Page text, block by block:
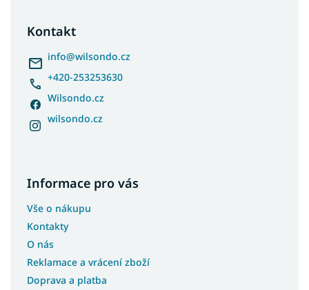
Kontakt
info@wilsondo.cz
+420-253253630
Wilsondo.cz
wilsondo.cz
Informace pro vás
Vše o nákupu
Kontakty
O nás
Reklamace a vrácení zboží
Doprava a platba